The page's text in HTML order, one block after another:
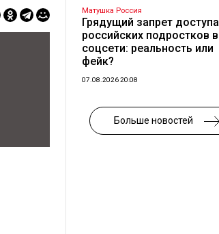
Матушка Россия
Грядущий запрет доступа
российских подростков в
соцсети: реальность или
фейк?
07.08.2026 20:08
Больше новостей